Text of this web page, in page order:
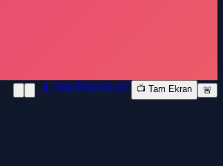
📱 Yeni Pencede AÇ 📺 Tam Ekran 🚨